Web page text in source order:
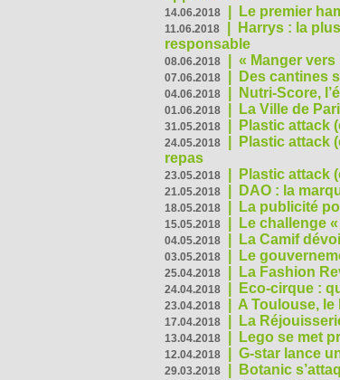
14.06.2018 Le premier
11.06.2018
Harrys : la
responsable
08.06.2018 « Manger
07.06.2018 Des cantines
04.06.2018 Nutri-Score,
01.06.2018 La Ville de
31.05.2018 Plastic attack
24.05.2018
Plastic attack
repas
23.05.2018 Plastic attack
21.05.2018 DAO : la
18.05.2018 La publicité
15.05.2018 Le challenge
04.05.2018 La Camif
03.05.2018 Le
25.04.2018 La Fashion
24.04.2018 Eco-cirque :
23.04.2018 A Toulouse,
17.04.2018 La
13.04.2018 Lego se met
12.04.2018 G-star lance
29.03.2018 Botanic